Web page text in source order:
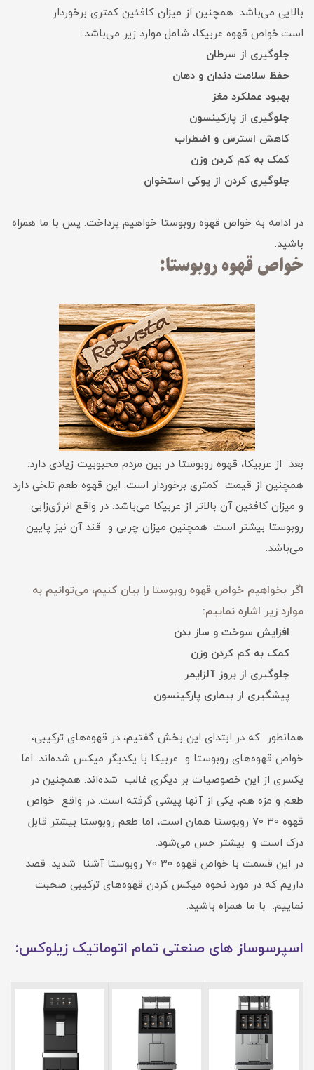
بالایی می‌باشد. همچنین از میزان کافئین کمتری برخوردار
است.خواص قهوه عربیکا، شامل موارد زیر می‌باشد:
جلوگیری از سرطان
حفظ سلامت دندان و دهان
بهبود عملکرد مغز
جلوگیری از پارکینسون
کاهش استرس و اضطراب
کمک به کم کردن وزن
جلوگیری کردن از پوکی استخوان
در ادامه به خواص قهوه روبوستا خواهیم پرداخت. پس با ما همراه
باشید.
خواص قهوه روبوستا:
بعد از عربیکا، قهوه روبوستا در بین مردم محبوبیت زیادی دارد.
همچنین از قیمت کمتری برخوردار است. این قهوه طعم تلخی دارد
و میزان کافئین آن بالاتر از عربیکا می‌باشد. در واقع انرژی‌زایی
روبوستا بیشتر است. همچنین میزان چربی و قند آن نیز پایین
می‌باشد.
اگر بخواهیم خواص قهوه روبوستا را بیان کنیم، می‌توانیم به
موارد زیر اشاره نماییم:
افزایش سوخت و ساز بدن
کمک به کم کردن وزن
جلوگیری از بروز آلزایمر
پیشگیری از بیماری پارکینسون
همانطور که در ابتدای این بخش گفتیم، در قهوه‌های ترکیبی،
خواص قهوه‌های روبوستا و عربیکا با یکدیگر میکس شده‌اند. اما
یکسری از این خصوصیات بر دیگری غالب شده‌اند. همچنین در
طعم و مزه هم، یکی از آنها پیشی گرفته است. در واقع خواص
قهوه 30 70 روبوستا همان است، اما طعم روبوستا بیشتر قابل
درک است و بیشتر حس می‌شود.
در این قسمت با خواص قهوه 30 70 روبوستا آشنا شدید. قصد
داریم که در مورد نحوه میکس کردن قهوه‌های ترکیبی صحبت
نماییم. با ما همراه باشید.
اسپرسوساز های صنعتی تمام اتوماتیک زیلوکس: